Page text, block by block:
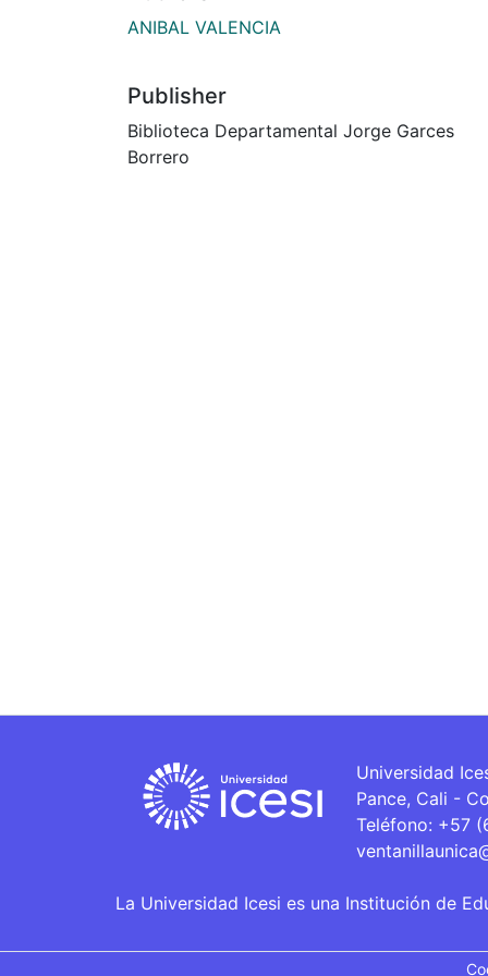
ANIBAL VALENCIA
Publisher
Biblioteca Departamental Jorge Garces
Borrero
Universidad
Pance, Cali -
Teléfono: +57
La Universidad Icesi es una Institución de